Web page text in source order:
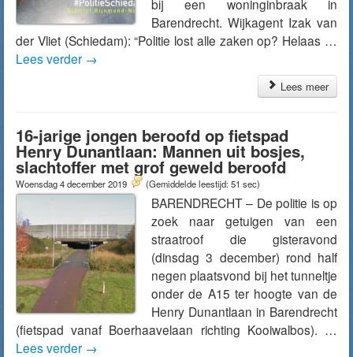
bij een woninginbraak in
Barendrecht. Wijkagent Izak van
der Vliet (Schiedam): “Politie lost alle zaken op? Helaas …
Lees verder →
Lees meer
16-jarige jongen beroofd op fietspad
Henry Dunantlaan: Mannen uit bosjes,
slachtoffer met grof geweld beroofd
Woensdag 4 december 2019 (Gemiddelde leestijd: 51 sec)
BARENDRECHT – De politie is op
zoek naar getuigen van een
straatroof die gisteravond
(dinsdag 3 december) rond half
negen plaatsvond bij het tunneltje
onder de A15 ter hoogte van de
Henry Dunantlaan in Barendrecht
(fietspad vanaf Boerhaavelaan richting Kooiwalbos). …
Lees verder →